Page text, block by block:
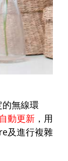
無線環
自動更新 ，用
及進行複雜